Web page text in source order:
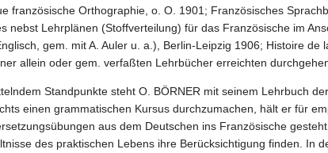
französische Orthographie, o. O. 1901; Französisches
nebst Lehrplänen (Stoffverteilung) für das Französische im
gem. mit A. Auler u. a.), Berlin-Leipzig 1906; Histoire
allein oder gem. verfaßten Lehrbücher erreichten
Standpunkte steht O. BÖRNER mit seinem Lehrbuch
einen grammatischen Kursus durchzumachen, hält er für
aus dem Deutschen ins Französische
des praktischen Lebens ihre Berücksichtigung finden.